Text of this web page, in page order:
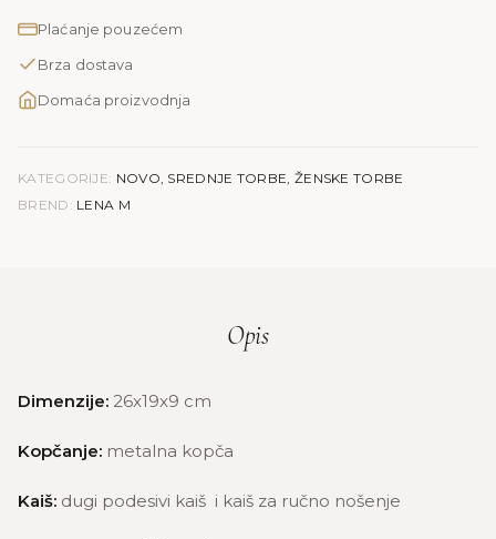
|
količina
Plaćanje pouzećem
Brza dostava
Domaća proizvodnja
KATEGORIJE: NOVO, SREDNJE TORBE, ŽENSKE TORBE
BREND: LENA M
Opis
Dimenzije: 26x19x9 cm
Kopčanje: metalna kopča
Kaiš: dugi podesivi kaiš i kaiš za ručno nošenje